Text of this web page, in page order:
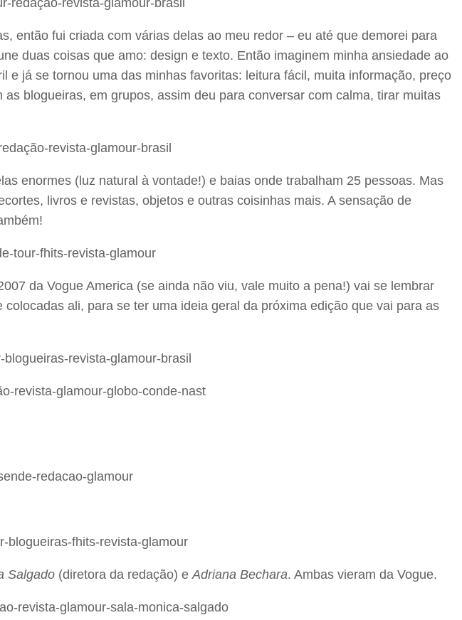
então fui criada com várias delas ao meu redor – eu até que demorei para
duas coisas que amo: design e texto. Então imaginem minha ansiedade ao
e já se tornou uma das minhas favoritas: leitura fácil, muita informação, preço
as blogueiras, em grupos, assim deu para conversar com calma, tirar muitas
enormes (luz natural à vontade!) e baias onde trabalham 25 pessoas. Mas
livros e revistas, objetos e outras coisinhas mais. A sensação de
da Vogue America (se ainda não viu, vale muito a pena!) vai se lembrar
ali, para se ter uma ideia geral da próxima edição que vai para as
Salgado (diretora da redação) e Adriana Bechara. Ambas vieram da Vogue.